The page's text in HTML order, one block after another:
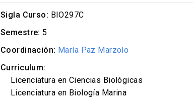
Sigla Curso: BIO297C
Semestre: 5
Coordinación: María Paz Marzolo
Curriculum:
Licenciatura en Ciencias Biológicas
Licenciatura en Biología Marina